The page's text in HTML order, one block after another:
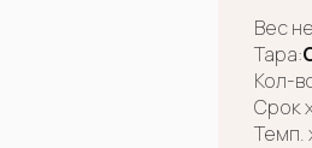
Вес
Тара:
Кол-
Срок
Темп.